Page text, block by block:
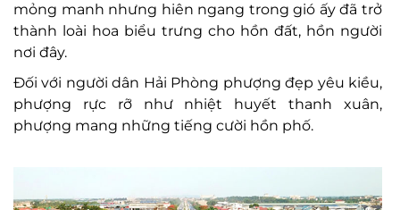
mỏng manh nhưng hiên ngang trong gió ấy đã trở
thành loài hoa biểu trưng cho hồn đất, hồn người
nơi đây.
Đối với người dân Hải Phòng phượng đẹp yêu kiều,
phượng rực rỡ như nhiệt huyết thanh xuân,
phượng mang những tiếng cười hồn phố.